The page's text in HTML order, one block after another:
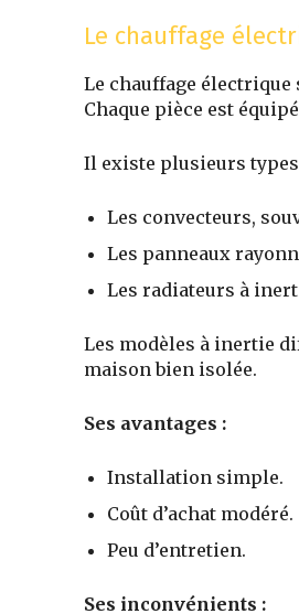
Le chauffage
Le chauffage électrique
Chaque pièce est
Il existe plusieurs types
Les convecteurs,
Les panneaux
Les radiateurs à
Les modèles à inertie
maison bien isolée.
Ses avantages :
Installation simple.
Coût d’achat modéré.
Peu d’entretien.
Ses inconvénients :